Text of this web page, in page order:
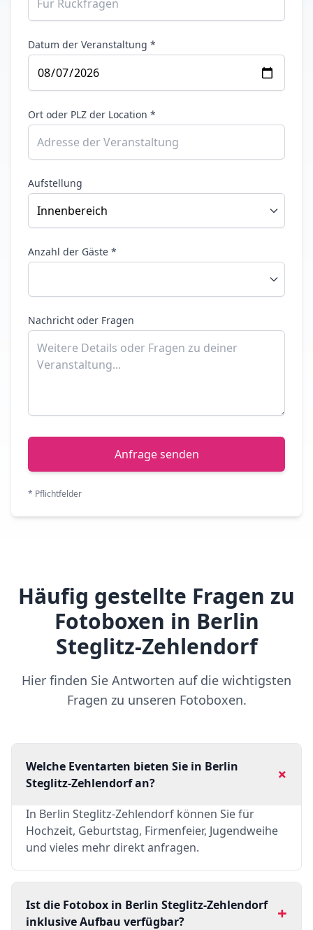
Datum der Veranstaltung *
Ort oder PLZ der Location *
Aufstellung
Anzahl der Gäste *
Nachricht oder Fragen
Anfrage senden
* Pflichtfelder
Häufig gestellte Fragen zu
Fotoboxen in Berlin
Steglitz-Zehlendorf
Hier finden Sie Antworten auf die wichtigsten
Fragen zu unseren Fotoboxen.
Welche Eventarten bieten Sie in Berlin
Steglitz-Zehlendorf an?
+
In Berlin Steglitz-Zehlendorf können Sie für
Hochzeit, Geburtstag, Firmenfeier, Jugendweihe
und vieles mehr direkt anfragen.
Ist die Fotobox in Berlin Steglitz-Zehlendorf
inklusive Aufbau verfügbar?
+